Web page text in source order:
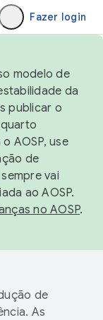
Fazer login
modelo de
da
publicar o
AOSP, use
de
sempre vai
ao AOSP.
no AOSP.
de
As